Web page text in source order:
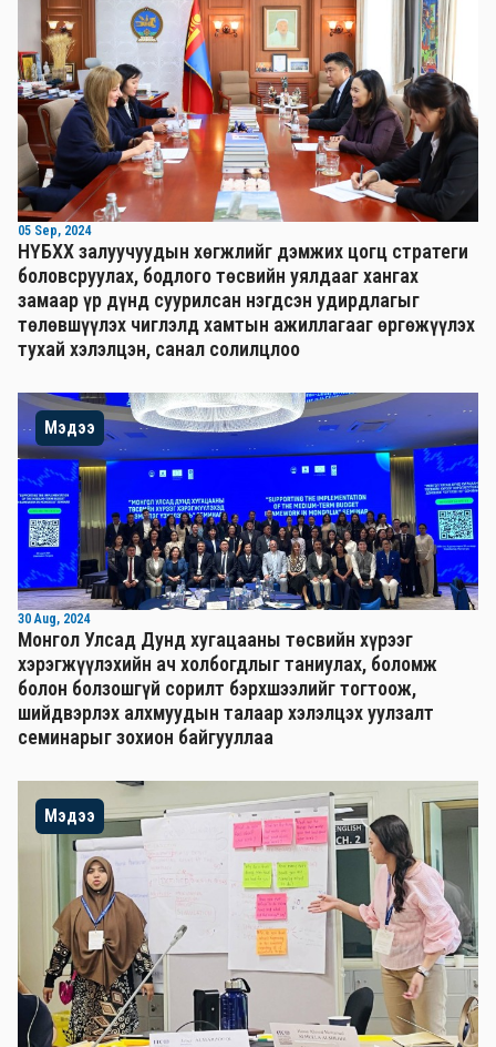
05 Sep, 2024
НҮБХХ залуучуудын хөгжлийг дэмжих цогц стратеги
боловсруулах, бодлого төсвийн уялдааг хангах
замаар үр дүнд суурилсан нэгдсэн удирдлагыг
төлөвшүүлэх чиглэлд хамтын ажиллагааг өргөжүүлэх
тухай хэлэлцэн, санал солилцлоо
Мэдээ
30 Aug, 2024
Монгол Улсад Дунд хугацааны төсвийн хүрээг
хэрэгжүүлэхийн ач холбогдлыг таниулах, боломж
болон болзошгүй сорилт бэрхшээлийг тогтоож,
шийдвэрлэх алхмуудын талаар хэлэлцэх уулзалт
семинарыг зохион байгууллаа
Мэдээ